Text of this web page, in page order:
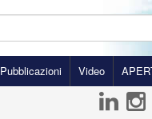
Pubblicazioni Video